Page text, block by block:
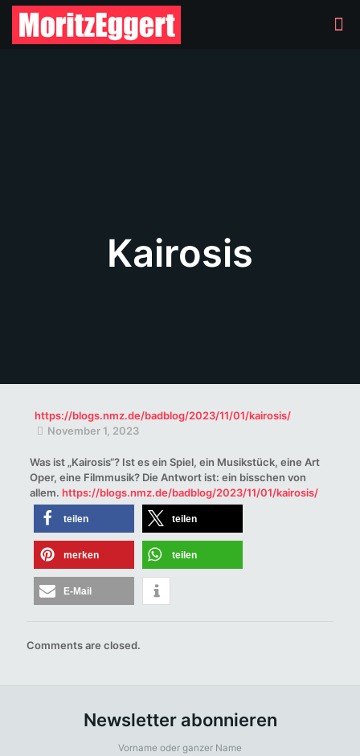
Kairosis
https://blogs.nmz.de/badblog/2023/11/01/kairosis/
November 1, 2023
Was ist „Kairosis“? Ist es ein Spiel, ein Musikstück, eine Art
Oper, eine Filmmusik? Die Antwort ist: ein bisschen von
allem. https://blogs.nmz.de/badblog/2023/11/01/kairosis/
teilen teilen
merken teilen
E-Mail
Comments are closed.
Newsletter abonnieren
Vorname oder ganzer Name